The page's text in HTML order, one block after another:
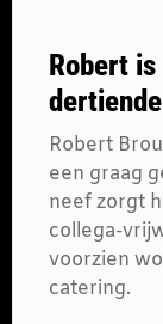
Robert
dertiende
Robert
een graag
neef zorgt
collega-
voorzien
catering.